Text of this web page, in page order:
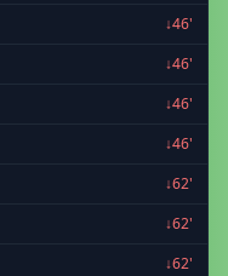
↓46'
↓46'
↓46'
↓46'
↓62'
↓62'
↓62'